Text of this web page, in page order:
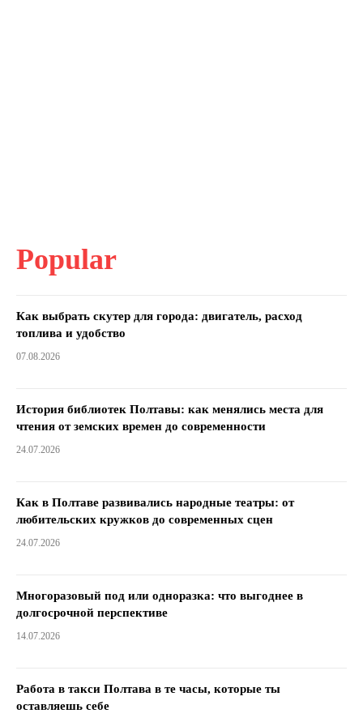
Popular
Как выбрать скутер для города: двигатель, расход
топлива и удобство
07.08.2026
История библиотек Полтавы: как менялись места для
чтения от земских времен до современности
24.07.2026
Как в Полтаве развивались народные театры: от
любительских кружков до современных сцен
24.07.2026
Многоразовый под или одноразка: что выгоднее в
долгосрочной перспективе
14.07.2026
Работа в такси Полтава в те часы, которые ты
оставляешь себе